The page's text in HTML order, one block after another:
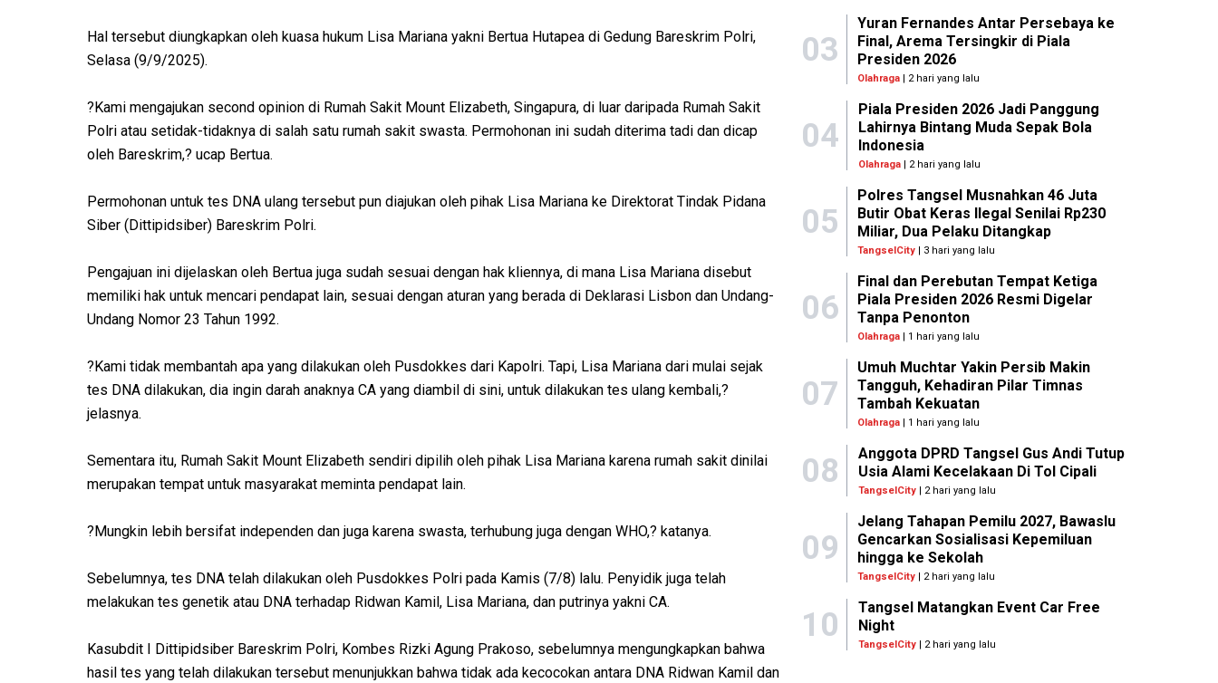
Hal tersebut diungkapkan oleh kuasa hukum Lisa Mariana yakni Bertua Hutapea di Gedung Bareskrim Polri,
Selasa (9/9/2025).
?Kami mengajukan second opinion di Rumah Sakit Mount Elizabeth, Singapura, di luar daripada Rumah Sakit
Polri atau setidak-tidaknya di salah satu rumah sakit swasta. Permohonan ini sudah diterima tadi dan dicap
oleh Bareskrim,? ucap Bertua.
Permohonan untuk tes DNA ulang tersebut pun diajukan oleh pihak Lisa Mariana ke Direktorat Tindak Pidana
Siber (Dittipidsiber) Bareskrim Polri.
Pengajuan ini dijelaskan oleh Bertua juga sudah sesuai dengan hak kliennya, di mana Lisa Mariana disebut
memiliki hak untuk mencari pendapat lain, sesuai dengan aturan yang berada di Deklarasi Lisbon dan Undang-
Undang Nomor 23 Tahun 1992.
?Kami tidak membantah apa yang dilakukan oleh Pusdokkes dari Kapolri. Tapi, Lisa Mariana dari mulai sejak
tes DNA dilakukan, dia ingin darah anaknya CA yang diambil di sini, untuk dilakukan tes ulang kembali,?
jelasnya.
Sementara itu, Rumah Sakit Mount Elizabeth sendiri dipilih oleh pihak Lisa Mariana karena rumah sakit dinilai
merupakan tempat untuk masyarakat meminta pendapat lain.
?Mungkin lebih bersifat independen dan juga karena swasta, terhubung juga dengan WHO,? katanya.
Sebelumnya, tes DNA telah dilakukan oleh Pusdokkes Polri pada Kamis (7/8) lalu. Penyidik juga telah
melakukan tes genetik atau DNA terhadap Ridwan Kamil, Lisa Mariana, dan putrinya yakni CA.
Kasubdit I Dittipidsiber Bareskrim Polri, Kombes Rizki Agung Prakoso, sebelumnya mengungkapkan bahwa
hasil tes yang telah dilakukan tersebut menunjukkan bahwa tidak ada kecocokan antara DNA Ridwan Kamil dan
03
Yuran Fernandes Antar Persebaya ke
Final, Arema Tersingkir di Piala
Presiden 2026
Olahraga | 2 hari yang lalu
04
Piala Presiden 2026 Jadi Panggung
Lahirnya Bintang Muda Sepak Bola
Indonesia
Olahraga| 2 hari yang lalu
05
Polres Tangsel Musnahkan 46 Juta
Butir Obat Keras Ilegal Senilai Rp230
Miliar, Dua Pelaku Ditangkap
TangselCity | 3 hari yang lalu
06
Final dan Perebutan Tempat Ketiga
Piala Presiden 2026 Resmi Digelar
Tanpa Penonton
Olahraga | 1 hari yang lalu
07
Umuh Muchtar Yakin Persib Makin
Tangguh, Kehadiran Pilar Timnas
Tambah Kekuatan
Olahraga | 1 hari yang lalu
08
Anggota DPRD Tangsel Gus Andi Tutup
Usia Alami Kecelakaan Di Tol Cipali
TangselCity| 2 hari yang lalu
09
Jelang Tahapan Pemilu 2027, Bawaslu
Gencarkan Sosialisasi Kepemiluan
hingga ke Sekolah
TangselCity | 2 hari yang lalu
10
Tangsel Matangkan Event Car Free
Night
TangselCity| 2 hari yang lalu